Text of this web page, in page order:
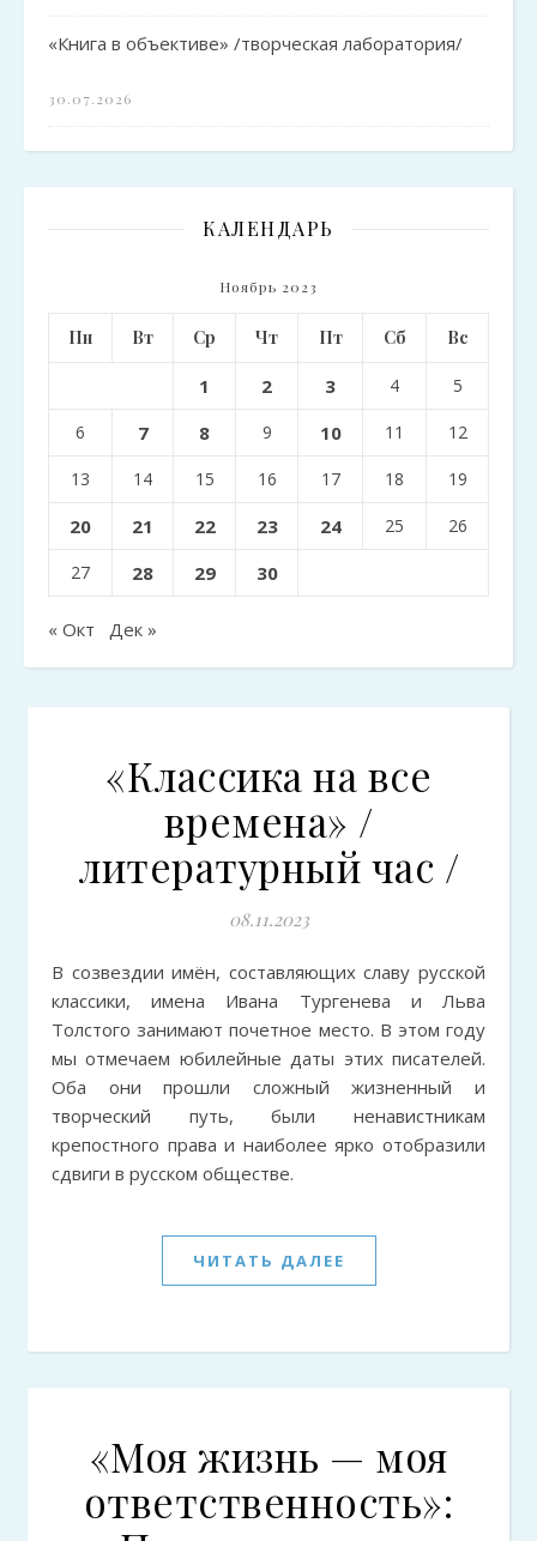
«Книга в объективе» /творческая лаборатория/
30.07.2026
КАЛЕНДАРЬ
Ноябрь 2023
Пн Вт Ср Чт Пт Сб Вс
1 2 3 4 5
6 7 8 9 10 11 12
13 14 15 16 17 18 19
20 21 22 23 24 25 26
27 28 29 30
« Окт Дек »
«Классика на все
времена» /
литературный час /
08.11.2023
В созвездии имён, составляющих славу русской
классики, имена Ивана Тургенева и Льва
Толстого занимают почетное место. В этом году
мы отмечаем юбилейные даты этих писателей.
Оба они прошли сложный жизненный и
творческий путь, были ненавистникам
крепостного права и наиболее ярко отобразили
сдвиги в русском обществе.
ЧИТАТЬ ДАЛЕЕ
«Моя жизнь — моя
ответственность»: